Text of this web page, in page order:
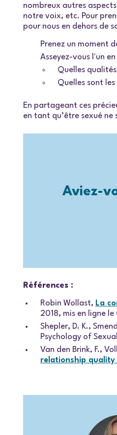
nombreux autres
notre voix, etc. Pour
pour nous en dehors de
Prenez un moment
Asseyez-vous l'un
Quelles
Quelles sont
En partageant ces
en tant qu’être sexué ne
Aviez-
Références :
Robin Wollast, La
2018, mis en ligne
Shepler, D. K.,
Psychology of
Van den Brink, F.,
relationship quality